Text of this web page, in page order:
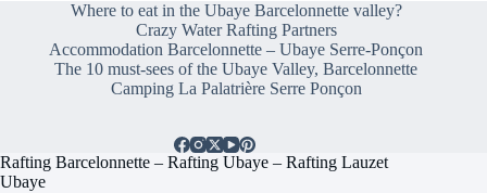
Where to eat in the Ubaye Barcelonnette valley?
Crazy Water Rafting Partners
Accommodation Barcelonnette – Ubaye Serre-Ponçon
The 10 must-sees of the Ubaye Valley, Barcelonnette
Camping La Palatrière Serre Ponçon
Rafting Barcelonnette – Rafting Ubaye – Rafting Lauzet
Ubaye